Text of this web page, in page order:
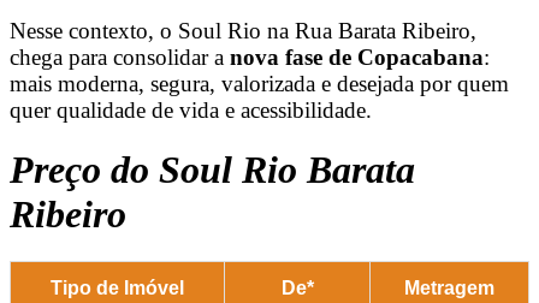
Nesse contexto, o Soul Rio na Rua Barata Ribeiro,
chega para consolidar a nova fase de Copacabana:
mais moderna, segura, valorizada e desejada por quem
quer qualidade de vida e acessibilidade.
Preço do Soul Rio Barata
Ribeiro
Tipo de Imóvel De* Metragem